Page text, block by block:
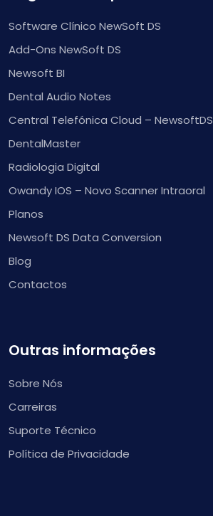
Software Clínico NewSoft DS
Add-Ons NewSoft DS
Newsoft BI
Dental Audio Notes
Central Telefónica Cloud – NewsoftDS
DentalMaster
Radiologia Digital
Owandy IOS – Novo Scanner Intraoral
Planos
Newsoft DS Data Conversion
Blog
Contactos
Outras informações
Sobre Nós
Carreiras
Suporte Técnico
Política de Privacidade